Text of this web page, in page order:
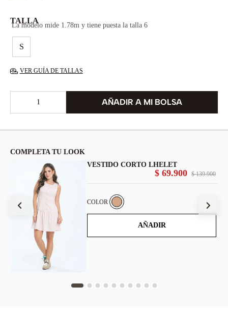
TALLA
S
La modelo mide 1.78m y tiene puesta la talla 6
VER GUÍA DE TALLAS
COMPLETA TU LOOK
VESTIDO CORTO LHELET
$ 139.900
$ 69.900
COLOR
AÑADIR